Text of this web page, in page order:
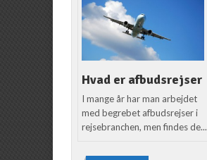
Hvad er afbudsrejser
I mange år har man arbejdet
med begrebet afbudsrejser i
rejsebranchen, men findes de...